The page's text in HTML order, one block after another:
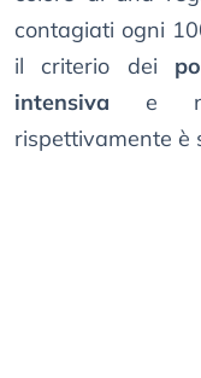
contagiati ogni
il criterio dei
intensiva e
rispettivamente è